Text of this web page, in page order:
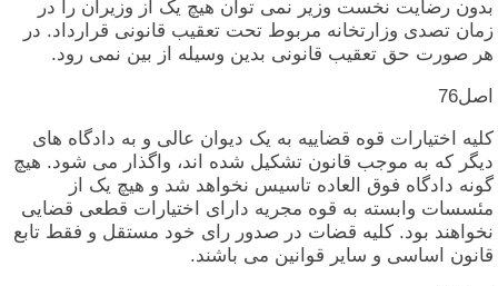
بدون‏ رضایت‏ نخست‏ وزیر نمی‏ توان‏ هیچ‏ یک‏ از وزیران‏ را در
زمان‏ تصدی‏ وزارتخانه‏ مربوط تحت‏ تعقیب‏ قانونی‏ قرارداد. در
هر صورت‏ حق‏ تعقیب‏ قانونی‏ بدین‏ وسیله‏ از بین‏ نمی‏ رود.
اصل‏76
کلیه‏ اختیارات‏ قوه‏ قضاییه‏ به‏ یک‏ دیوان‏ عالی‏ و به‏ دادگاه‏ های‏
دیگر که‏ به‏ موجب‏ قانون‏ تشکیل‏ شده‏ اند، واگذار می‏ شود. هیچ‏
گونه‏ دادگاه‏ فوق‏ العاده‏ تاسیس‏ نخواهد شد و هیچ‏ یک‏ از
مئسسات‏ وابسته‏ به‏ قوه‏ مجریه‏ دارای‏ اختیارات‏ قطعی‏ قضایی‏
نخواهند بود. کلیه‏ قضات‏ در صدور رای‏ خود مستقل‏ و فقط تابع
قانون‏ اساسی‏ و سایر قوانین‏ می‏ باشند.